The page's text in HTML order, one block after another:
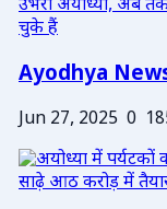
Ayodhya
Jun 27, 2025 0